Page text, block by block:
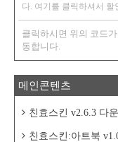
다. 여기를 클릭하셔서
클릭하시면 위의 코드
동합니다.
메인콘텐츠
친효스킨 v2.6.3 다
친효스킨:아트북